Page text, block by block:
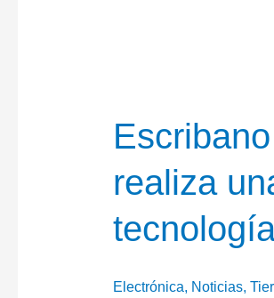
Rheinmetall
realiza
Electrónica, Noticias,